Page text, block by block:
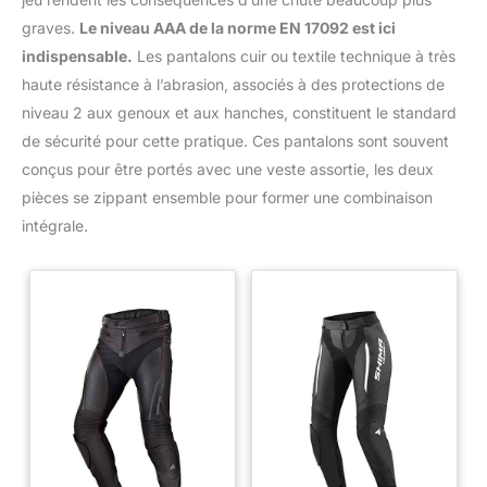
graves. Le niveau AAA de la norme EN 17092 est ici
indispensable. Les pantalons cuir ou textile technique à très
haute résistance à l’abrasion, associés à des protections de
niveau 2 aux genoux et aux hanches, constituent le standard
de sécurité pour cette pratique. Ces pantalons sont souvent
conçus pour être portés avec une veste assortie, les deux
pièces se zippant ensemble pour former une combinaison
intégrale.